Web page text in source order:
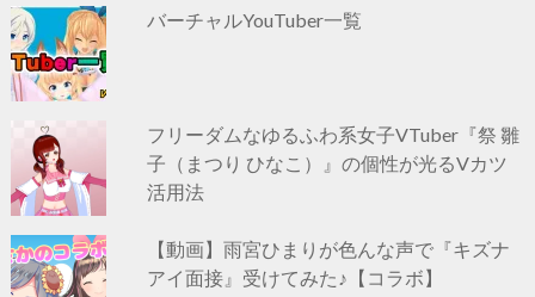
バーチャルYouTuber一覧
フリーダムなゆるふわ系女子VTuber『祭 雛
子（まつり ひなこ）』の個性が光るVカツ
活用法
【動画】雨宮ひまりが色んな声で『キズナ
アイ面接』受けてみた♪【コラボ】